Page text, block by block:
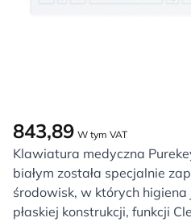
843,89 W tym VAT
Klawiatura medyczna
białym została specjalnie
środowisk, w których higiena
płaskiej konstrukcji, funkcji